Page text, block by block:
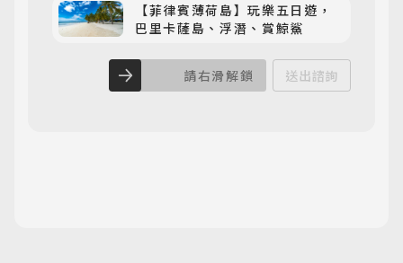
【菲律賓薄荷島】玩樂五日遊，
巴里卡薩島、浮潛、賞鯨鯊
請右滑解鎖 送出諮詢